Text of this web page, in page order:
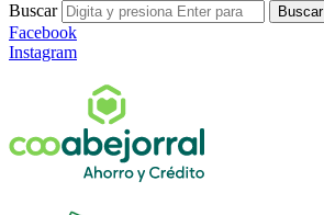
Buscar Buscar
Facebook
Instagram